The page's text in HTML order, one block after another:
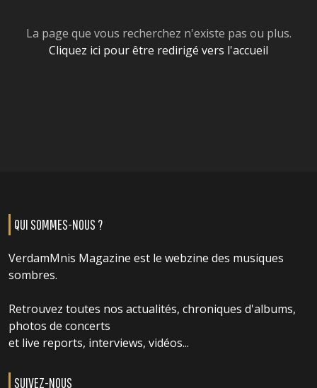
La page que vous recherchez n'existe pas ou plus.
Cliquez ici pour être redirigé vers l'accueil
QUI SOMMES-NOUS ?
VerdamMnis Magazine est le webzine des musiques
sombres.
Retrouvez toutes nos actualités, chroniques d'albums,
photos de concerts
et live reports, interviews, vidéos...
SUIVEZ-NOUS